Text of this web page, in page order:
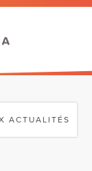
ACTUALITÉS